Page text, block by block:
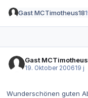
Gast MCTimotheus18
Gast
19. Oktober 200619 j
Wunderschönen guten